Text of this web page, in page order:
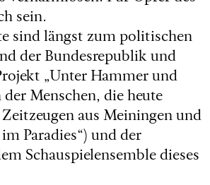
sein.
sind längst zum politischen
der Bundesrepublik und
„Unter Hammer und
Menschen, die heute
aus Meiningen und
Paradies“) und der
Schauspielensemble dieses